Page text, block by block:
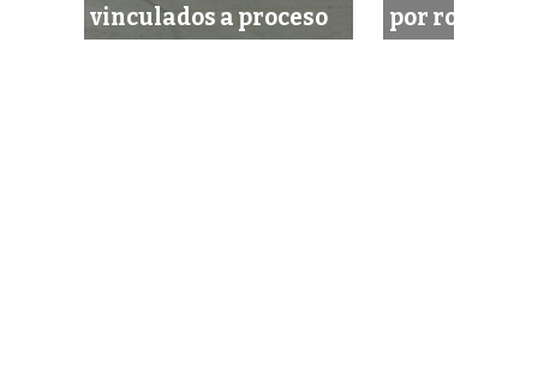
vinculados a proceso
por robo de